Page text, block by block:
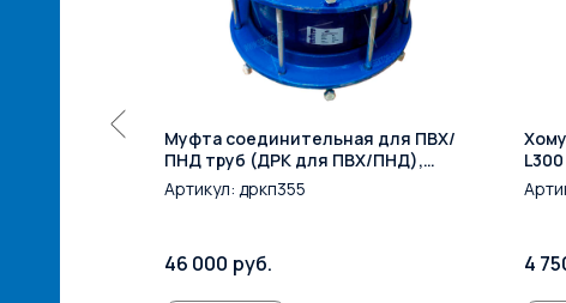
Муфта соединительная для ПВХ/
ПНД труб (ДРК для ПВХ/ПНД),
большие диаметры DN300 (355)
PN10/16
Артикул: дркп355
46 000 руб. 4